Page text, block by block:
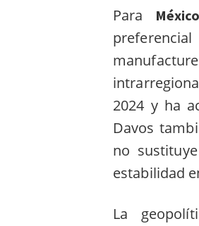
Para México
2024 y ha
Davos
no
estabilidad
La